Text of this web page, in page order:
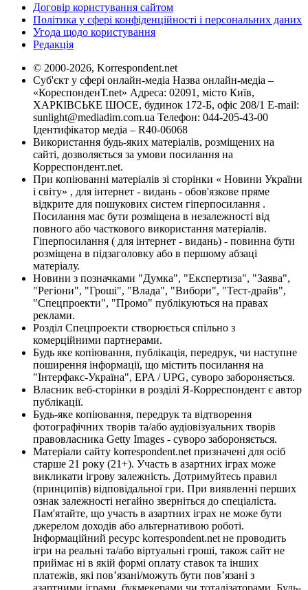
Договір користування сайтом
Політика у сфері конфіденційності і персональних даних
Угода щодо користування
Редакція
© 2000-2026, Korrespondent.net
Суб'єкт у сфері онлайн-медіа Назва онлайн-медіа –
«КореспонденТ.net» Адреса: 02091, місто Київ,
ХАРКІВСЬКЕ ШОСЕ, будинок 172-Б, офіс 208/1 E-mail:
sunlight@mediadim.com.ua Телефон: 044-205-43-00
Ідентифікатор медіа – R40-06068
Використання будь-яких матеріалів, розміщених на
сайті, дозволяється за умови посилання на
Корреспондент.net.
При копіюванні матеріалів зі сторінки « Новини України
і світу» , для інтернет - видань - обов'язкове пряме
відкрите для пошукових систем гіперпосилання .
Посилання має бути розміщена в незалежності від
повного або часткового використання матеріалів.
Гіперпосилання ( для інтернет - видань) - повинна бути
розміщена в підзаголовку або в першому абзаці
матеріалу.
Новини з позначками "Думка", "Експертиза", "Заява",
"Регіони", "Гроші", "Влада", "Вибори", "Тест-драйв",
"Спецпроекти", "Промо" публікуються на правах
реклами.
Розділ Спецпроекти створюється спільно з
комерційними партнерами.
Будь яке копіювання, публікація, передрук, чи наступне
поширення інформації, що містить посилання на
"Інтерфакс-Україна", EPA / UPG, суворо забороняється.
Власник веб-сторінки в розділі Я-Корреспондент є автор
публікації.
Будь-яке копіювання, передрук та відтворення
фотографічних творів та/або аудіовізуальних творів
правовласника Getty Images - суворо забороняється.
Матеріали сайту korrespondent.net призначені для осіб
старше 21 року (21+). Участь в азартних іграх може
викликати ігрову залежність. Дотримуйтесь правил
(принципів) відповідальної гри. При виявленні перших
ознак залежності негайно зверніться до спеціаліста.
Пам'ятайте, що участь в азартних іграх не може бути
джерелом доходів або альтернативою роботі.
Інформаційний ресурс korrespondent.net не проводить
ігри на реальні та/або віртуальні гроші, також сайт не
приймає ні в якій формі оплату ставок та інших
платежів, які пов’язані/можуть бути пов’язані з
азартними іграми, букмекерами чи тоталізаторами. Будь-